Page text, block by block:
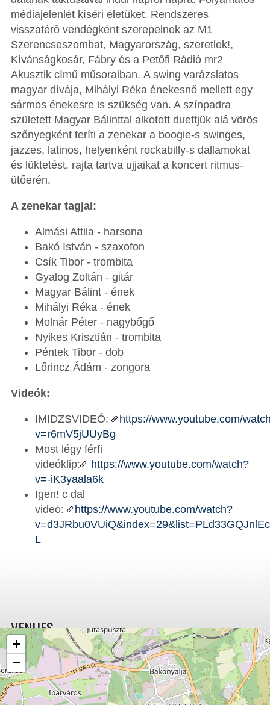
médiajelenlét kíséri életüket. Rendszeres
visszatérő vendégként szerepelnek az M1
Szerencseszombat, Magyarország, szeretlek!,
Kívánságkosár, Fábry és a Petőfi Rádió mr2
Akusztik című műsoraiban. A swing varázslatos
magyar dívája, Mihályi Réka énekesnő mellett egy
sármos énekesre is szükség van. A színpadra
született Magyar Bálinttal alkotott duettjük alá vörös
szőnyegként teríti a zenekar a boogie-s swinges,
jazzes, latinos, helyenként rockabilly-s dallamokat
és lüktetést, rajta tartva ujjaikat a koncert ritmus-
ütőerén.
A zenekar tagjai:
Almási Attila - harsona
Bakó István - szaxofon
Csík Tibor - trombita
Gyalog Zoltán - gitár
Magyar Bálint - ének
Mihályi Réka - ének
Molnár Péter - nagybőgő
Nyikes Krisztián - trombita
Péntek Tibor - dob
Lőrincz Ádám - zongora
Videók:
IMIDZSVIDEÓ:
https://www.youtube.com/
v=r6mV5jUUyBg
Most légy férfi
videóklip:
https://www.youtube.com/watch?
v=-iK3yaala6k
Igen! c dal
videó:
https://www.youtube.com/watch?
L
+
−
VENUES